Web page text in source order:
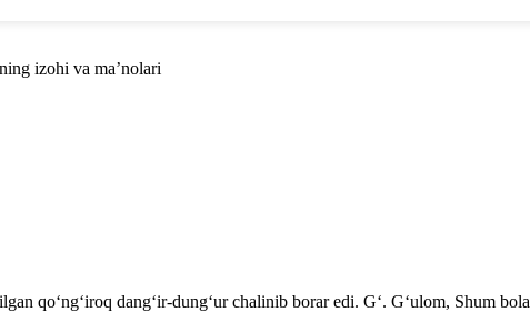
izohi va ma’nolari
qoʻngʻiroq dangʻir-dungʻur chalinib borar edi. Gʻ. Gʻulom, Shum bola